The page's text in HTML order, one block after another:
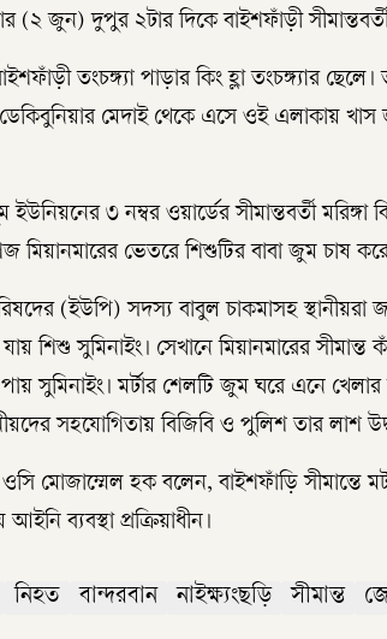
(২ জুন) দুপুর ২টার দিকে বাইশফাঁড়ী
তংচঙ্গ্যা পাড়ার কিং হ্লা তংচঙ্গ্যার
ডেকিবুনিয়ার মেদাই থেকে এসে ওই এলাকায়
ইউনিয়নের ৩ নম্বর ওয়ার্ডের সীমান্তবর্তী
মিয়ানমারের ভেতরে শিশুটির বাবা জুম চাষ
(ইউপি) সদস্য বাবুল চাকমাসহ স্থানীয়রা
শিশু সুমিনাইং। সেখানে মিয়ানমারের সীমান্ত
সুমিনাইং। মর্টার শেলটি জুম ঘরে এনে
সহযোগিতায় বিজিবি ও পুলিশ তার লাশ
ওসি মোজাম্মেল হক বলেন, বাইশফাঁড়ি সীমান্তে
ব্যবস্থা প্রক্রিয়াধীন।
নিহত বান্দরবান নাইক্ষ্যংছড়ি সীমান্ত